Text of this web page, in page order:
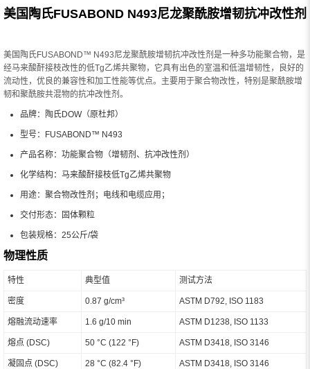
美国陶氏FUSABOND N493尼龙聚酰胺增韧抗冲改性剂
美国陶氏FUSABOND™ N493尼龙聚酰胺增韧抗冲改性剂是一种多功能聚合物，是
经马来酸酐接枝改性的低Tg乙烯共聚物，它具有出色的室温和低温增韧性，良好的
流动性，优良的兼容性和加工性能等优点。主要用于聚合物改性，特别是聚酰胺增
韧和聚酰胺共混物的抗冲改性剂。
品牌：陶氏DOW（原杜邦）
型号：FUSABOND™ N493
产品名称：功能聚合物（增韧剂、抗冲改性剂）
化学结构：马来酸酐接枝低Tg乙烯共聚物
用途：聚合物改性剂；电线和电缆应用；
交付形态：固体颗粒
包装规格：25公斤/袋
物理性质
特性 典型值 测试方法
密度 0.87 g/cm³ ASTM D792, ISO 1183
熔融流动速率 1.6 g/10 min ASTM D1238, ISO 1133
熔点 (DSC) 50 °C (122 °F) ASTM D3418, ISO 3146
凝固点 (DSC) 28 °C (82.4 °F) ASTM D3418, ISO 3146